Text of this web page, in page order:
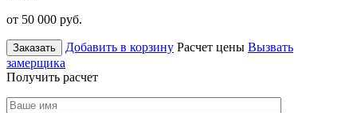
от 50 000 руб.
Заказать Добавить в корзину Расчет цены Вызвать
замерщика
Получить расчет